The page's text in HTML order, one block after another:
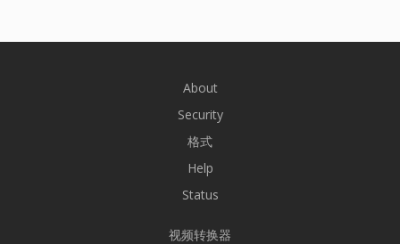
About
Security
格式
Help
Status
视频转换器